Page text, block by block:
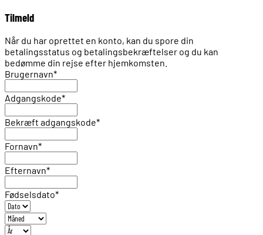
Tilmeld
Når du har oprettet en konto, kan du spore din
betalingsstatus og betalingsbekræftelser og du kan
bedømme din rejse efter hjemkomsten.
Brugernavn*
Adgangskode*
Bekræft adgangskode*
Fornavn*
Efternavn*
Fødselsdato*